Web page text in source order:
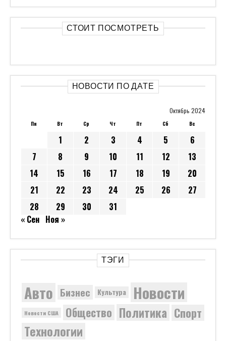
СТОИТ ПОСМОТРЕТЬ
НОВОСТИ ПО ДАТЕ
Октябрь 2024
Пн Вт Ср Чт Пт Сб Вс
1 2 3 4 5
6
7
8 9 10 11 12
13
14
15 16 17 18 19
20
21
22 23 24 25 26
27
28
29 30
31
« Сен Ноя »
ТЭГИ
Авто Бизнес Культура Новости
Новости США Общество Политика Спорт
Технологии